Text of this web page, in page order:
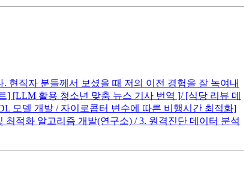
현직자 분들께서 보셨을 때 저의 이전 경험을 잘 녹여내
[LLM 활용 청소년 맞춤 뉴스 기사 번역 ]/ [식당 리뷰 데
모델 개발 / 자이로콥터 변수에 따른 비행시간 최적화]
적화 알고리즘 개발(연구소) / 3. 원격진단 데이터 분석